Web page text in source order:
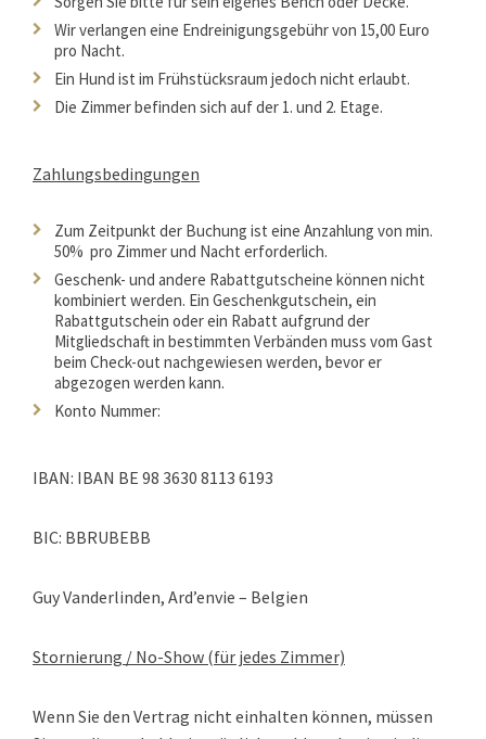
Wir verlangen eine Endreinigungsgebühr von 15,00 Euro
pro Nacht.
Ein Hund ist im Frühstücksraum jedoch nicht erlaubt.
Die Zimmer befinden sich auf der 1. und 2. Etage.
Zahlungsbedingungen
Zum Zeitpunkt der Buchung ist eine Anzahlung von min.
50% pro Zimmer und Nacht erforderlich.
Geschenk- und andere Rabattgutscheine können nicht
kombiniert werden. Ein Geschenkgutschein, ein
Rabattgutschein oder ein Rabatt aufgrund der
Mitgliedschaft in bestimmten Verbänden muss vom Gast
beim Check-out nachgewiesen werden, bevor er
abgezogen werden kann.
Konto Nummer:
IBAN: IBAN BE 98 3630 8113 6193
BIC: BBRUBEBB
Guy Vanderlinden, Ard’envie – Belgien
Stornierung / No-Show (für jedes Zimmer)
Wenn Sie den Vertrag nicht einhalten können, müssen